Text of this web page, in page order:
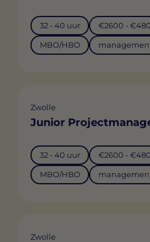
32 - 40 uur €2600 -
MBO/HBO
Zwolle
Junior
32 - 40 uur €2600 -
MBO/HBO
Zwolle